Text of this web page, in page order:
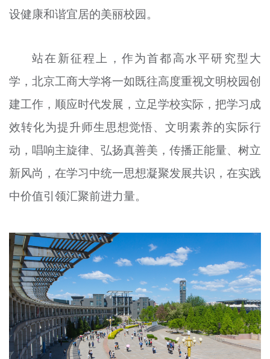
设健康和谐宜居的美丽校园。
站在新征程上，作为首都高水平研究型大
学，北京工商大学将一如既往高度重视文明校园创
建工作，顺应时代发展，立足学校实际，把学习成
效转化为提升师生思想觉悟、文明素养的实际行
动，唱响主旋律、弘扬真善美，传播正能量、树立
新风尚，在学习中统一思想凝聚发展共识，在实践
中价值引领汇聚前进力量。